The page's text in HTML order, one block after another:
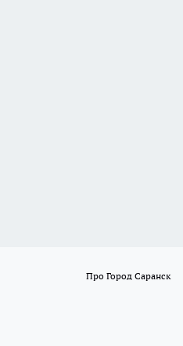
Про Город Саранск